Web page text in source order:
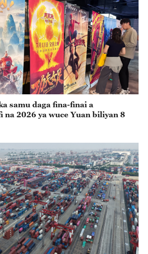
samu daga fina-finai a
na 2026 ya wuce Yuan biliyan 8